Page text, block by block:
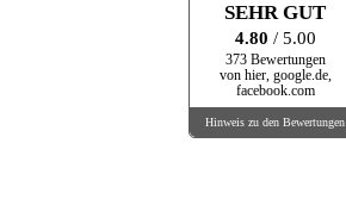
SEHR GUT
4.80 / 5.00
373 Bewertungen
von hier, google.de,
facebook.com
Hinweis zu den Bewertungen